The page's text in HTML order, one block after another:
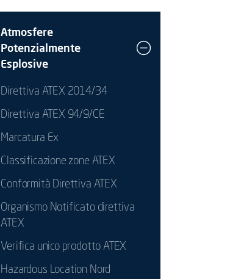
Atmosfere
Potenzialmente
Esplosive
Direttiva ATEX 2014/34
Direttiva ATEX 94/9/CE
Marcatura Ex
Classificazione zone ATEX
Conformità Direttiva ATEX
Organismo Notificato direttiva
ATEX
Verifica unico prodotto ATEX
Hazardous Location Nord